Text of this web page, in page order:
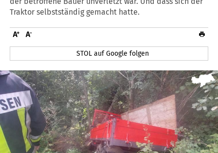
Traktor selbstständig gemacht hatte.
STOL auf Google folgen